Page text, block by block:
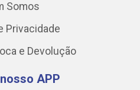
Somos
Privacidade
e Devolução
APP